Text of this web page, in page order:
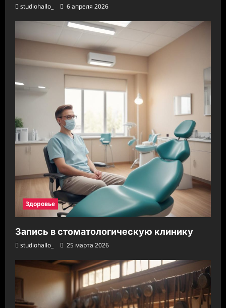
studiohallo_ 6 апреля 2026
Здоровье
Запись в стоматологическую клинику
studiohallo_ 25 марта 2026